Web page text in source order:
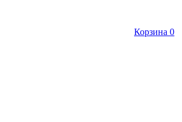
Корзина 0